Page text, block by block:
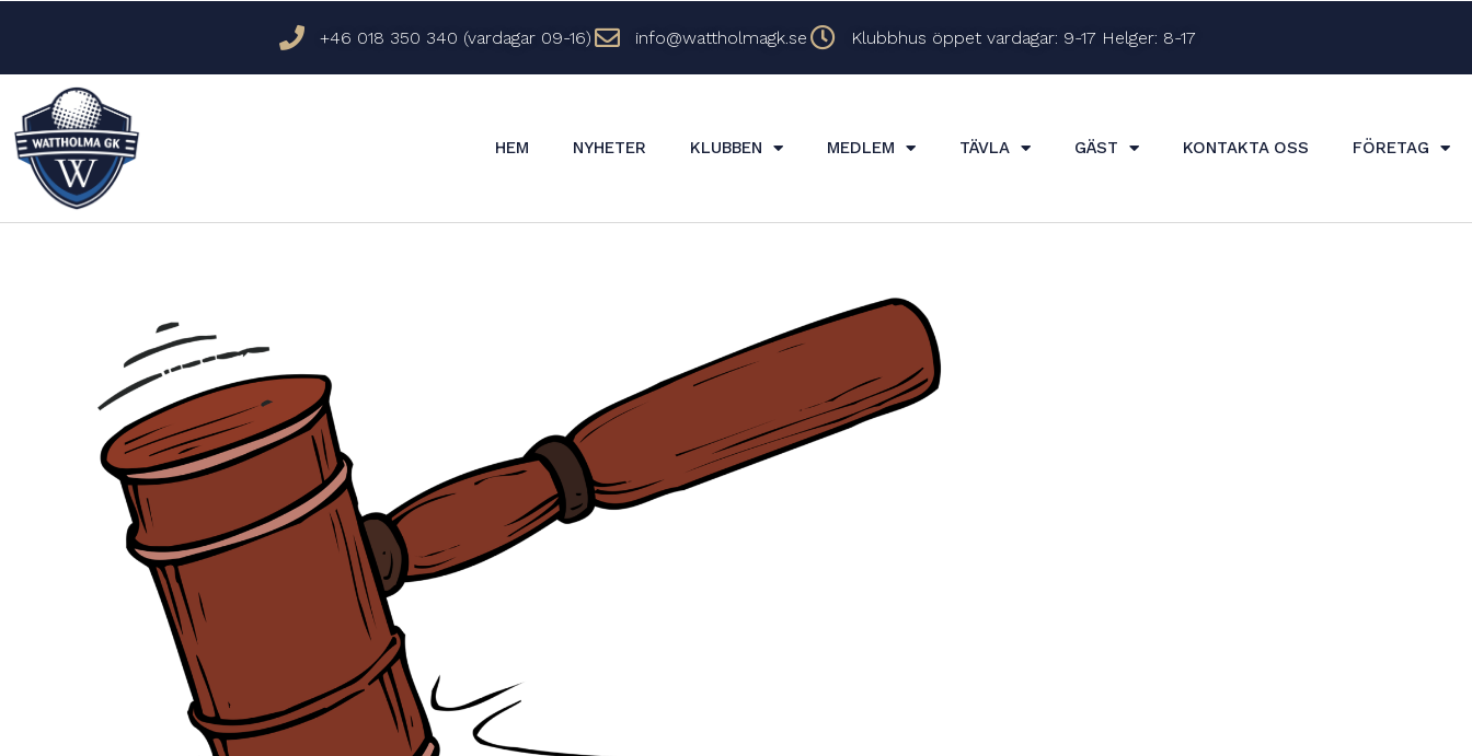
+46 018 350 340 (vardagar 09-16) info@wattholmagk.se Klubbhus öppet vardagar: 9-17 Helger: 8-17
HEM NYHETER KLUBBEN MEDLEM TÄVLA GÄST KONTAKTA OSS FÖRETAG